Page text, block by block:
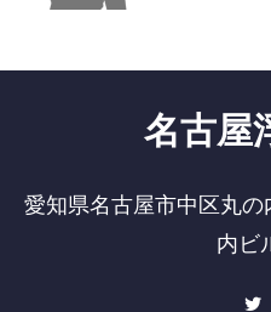
名古屋
愛知県名古屋市中区丸
内ビ